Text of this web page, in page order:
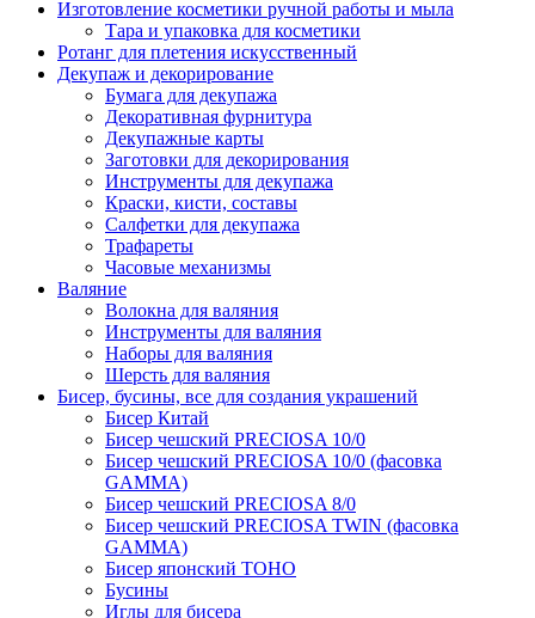
Изготовление косметики ручной работы и мыла
Тара и упаковка для косметики
Ротанг для плетения искусственный
Декупаж и декорирование
Бумага для декупажа
Декоративная фурнитура
Декупажные карты
Заготовки для декорирования
Инструменты для декупажа
Краски, кисти, составы
Салфетки для декупажа
Трафареты
Часовые механизмы
Валяние
Волокна для валяния
Инструменты для валяния
Наборы для валяния
Шерсть для валяния
Бисер, бусины, все для создания украшений
Бисер Китай
Бисер чешский PRECIOSA 10/0
Бисер чешский PRECIOSA 10/0 (фасовка
GAMMA)
Бисер чешский PRECIOSA 8/0
Бисер чешский PRECIOSA TWIN (фасовка
GAMMA)
Бисер японский TOHO
Бусины
Иглы для бисера